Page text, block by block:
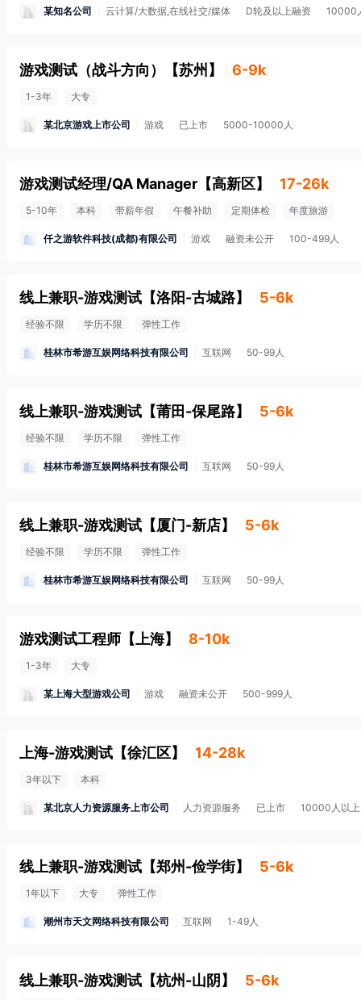
某知名公司 云计算/大数据,在线社交/媒体 D轮及以上融资 10000
游戏测试（战斗方向） 【苏州 】 6-9k
1-3年 大专
某北京游戏上市公司 游戏 已上市 5000-10000人
游戏测试经理/QA Manager 【高新区】 17-26k
5-10年 本科 带薪年假 午餐补助 定期体检 年度旅游
仟之游软件科技(成都)有限公司 游戏 融资未公开 100-499人
线上兼职-游戏测试 【洛阳-古城路】 5-6k
经验不限 学历不限 弹性工作
桂林市希游互娱网络科技有限公司 互联网 50-99人
线上兼职-游戏测试 【莆田-保尾路】 5-6k
经验不限 学历不限 弹性工作
桂林市希游互娱网络科技有限公司 互联网 50-99人
线上兼职-游戏测试 【厦门-新店】 5-6k
经验不限 学历不限 弹性工作
桂林市希游互娱网络科技有限公司 互联网 50-99人
游戏测试工程师 【 上海】 8-10k
1-3年 大专
某上海大型游戏公司 游戏 融资未公开 500-999人
上海-游戏测试 【徐汇区】 14-28k
3年以下 本科
某北京人力资源服务上市公司 人力资源服务 已上市 10000人以上
线上兼职-游戏测试 【郑州-俭学街】 5-6k
1年以下 大专 弹性工作
潮州市天文网络科技有限公司 互联网 1-49人
线上兼职-游戏测试 【杭州-山阴 】 5-6k